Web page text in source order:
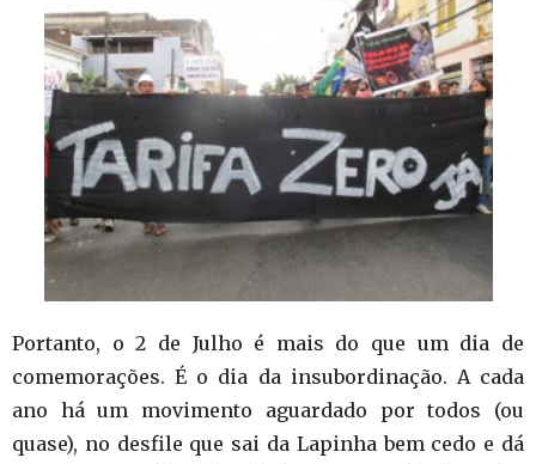
Portanto, o 2 de Julho é mais do que um dia de
comemorações. É o dia da insubordinação. A cada
ano há um movimento aguardado por todos (ou
quase), no desfile que sai da Lapinha bem cedo e dá